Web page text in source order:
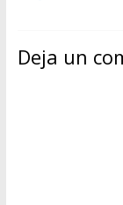
Deja un